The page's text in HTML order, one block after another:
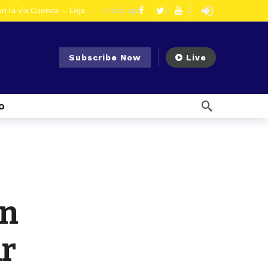
la vía Cuenca – Loja 2 días ago
detenida 2 días ago
por presunto tráfico de droga 6 días ago
el Fenómeno El Niño
Subscribe Now Live